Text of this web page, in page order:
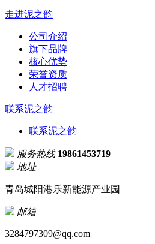
走进泥之韵
公司介绍
旗下品牌
核心优势
荣誉资质
人才招聘
联系泥之韵
联系泥之韵
服务热线 19861453719
地址
青岛城阳港乐新能源产业园
邮箱
3284797309@qq.com